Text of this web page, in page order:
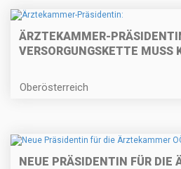
ÄRZTEKAMMER-
VERSORGUNGSKETTE MUSS
Oberösterreich
NEUE PRÄSIDENTIN FÜR DIE